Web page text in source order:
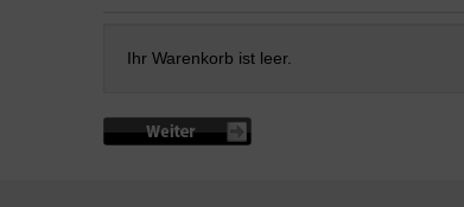
Ihr Warenkorb ist leer.